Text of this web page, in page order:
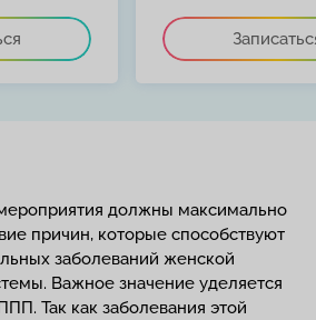
должны максимально
причин, которые способствуют
заболеваний женской
Важное значение уделяется
Так как заболевания этой